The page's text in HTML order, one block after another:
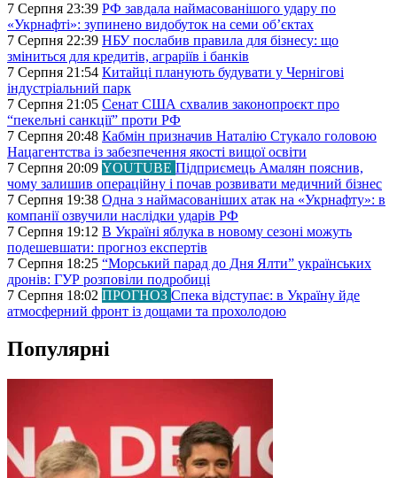
7 Серпня 23:39 РФ завдала наймасованішого удару по
«Укрнафті»: зупинено видобуток на семи об’єктах
7 Серпня 22:39 НБУ послабив правила для бізнесу: що
зміниться для кредитів, аграріїв і банків
7 Серпня 21:54 Китайці планують будувати у Чернігові
індустріальний парк
7 Серпня 21:05 Сенат США схвалив законопроєкт про
“пекельні санкції” проти РФ
7 Серпня 20:48 Кабмін призначив Наталію Стукало головою
Нацагентства із забезпечення якості вищої освіти
7 Серпня 20:09 YOUTUBE Підприємець Амалян пояснив,
чому залишив операційну і почав розвивати медичний бізнес
7 Серпня 19:38 Одна з наймасованіших атак на «Укрнафту»: в
компанії озвучили наслідки ударів РФ
7 Серпня 19:12 В Україні яблука в новому сезоні можуть
подешевшати: прогноз експертів
7 Серпня 18:25 “Морський парад до Дня Ялти” українських
дронів: ГУР розповіли подробиці
7 Серпня 18:02 ПРОГНОЗ Спека відступає: в Україну йде
атмосферний фронт із дощами та прохолодою
Популярні